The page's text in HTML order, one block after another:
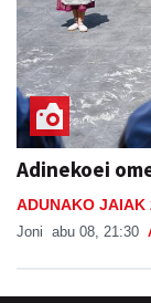
Adinekoei
ADUNAKO JAIAK
Joni abu 08, 21:30